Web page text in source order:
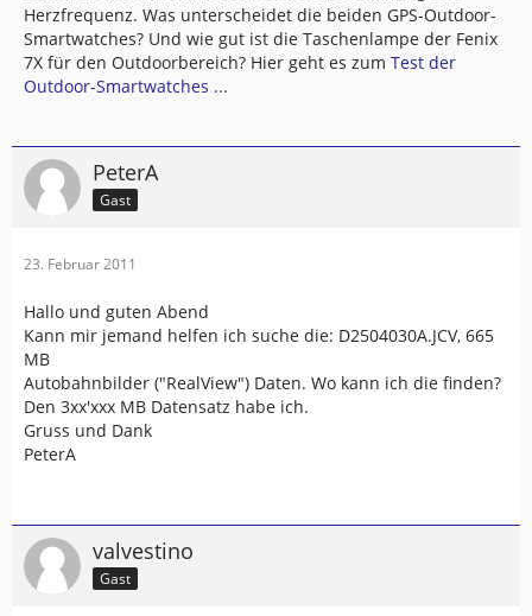
Herzfrequenz. Was unterscheidet die beiden GPS-Outdoor-
Smartwatches? Und wie gut ist die Taschenlampe der Fenix
7X für den Outdoorbereich? Hier geht es zum Test der
Outdoor-Smartwatches ...
PeterA
Gast
23. Februar 2011
Hallo und guten Abend
Kann mir jemand helfen ich suche die: D2504030A.JCV, 665
MB
Autobahnbilder ("RealView") Daten. Wo kann ich die finden?
Den 3xx'xxx MB Datensatz habe ich.
Gruss und Dank
PeterA
valvestino
Gast